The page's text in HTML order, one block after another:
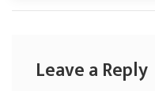
Leave a Reply